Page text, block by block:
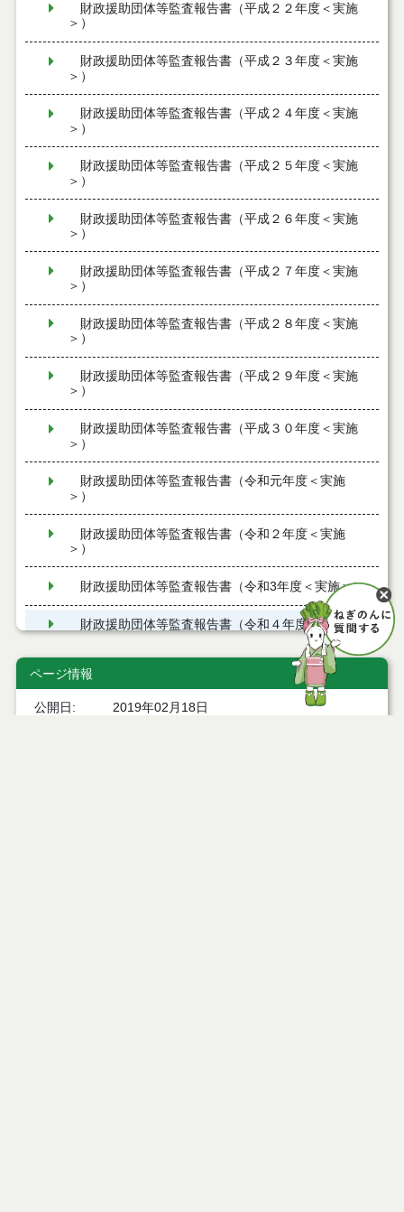
財政援助団体等監査報告書（平成２２年度＜実施
＞）
財政援助団体等監査報告書（平成２３年度＜実施
＞）
財政援助団体等監査報告書（平成２４年度＜実施
＞）
財政援助団体等監査報告書（平成２５年度＜実施
＞）
財政援助団体等監査報告書（平成２６年度＜実施
＞）
財政援助団体等監査報告書（平成２７年度＜実施
＞）
財政援助団体等監査報告書（平成２８年度＜実施
＞）
財政援助団体等監査報告書（平成２９年度＜実施
＞）
財政援助団体等監査報告書（平成３０年度＜実施
＞）
財政援助団体等監査報告書（令和元年度＜実施
＞）
財政援助団体等監査報告書（令和２年度＜実施
＞）
財政援助団体等監査報告書（令和3年度＜実施＞）
財政援助団体等監査報告書（令和４年度＜実施
一般会計特別会計決算審査意見
基金運用状況審査意見書
ページ情報
公開日
2019年02月18日